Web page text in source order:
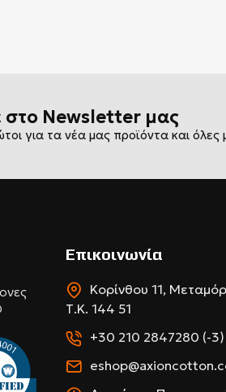
στο Newsletter μας
για τα νέα μας προϊόντα και
Επικοινωνία
Κορίνθου 11,
Τ.Κ. 144 51
+30 210 2847280 (-3)